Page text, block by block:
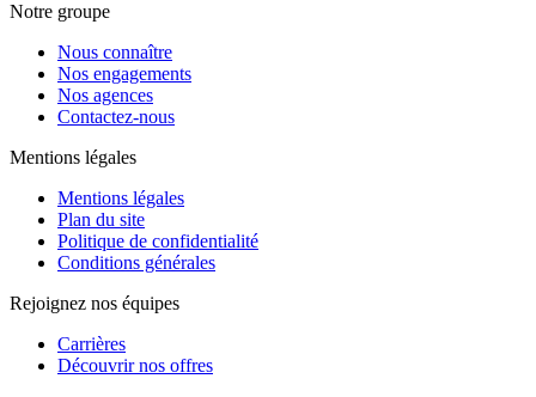
Notre groupe
Nous connaître
Nos engagements
Nos agences
Contactez-nous
Mentions légales
Mentions légales
Plan du site
Politique de confidentialité
Conditions générales
Rejoignez nos équipes
Carrières
Découvrir nos offres